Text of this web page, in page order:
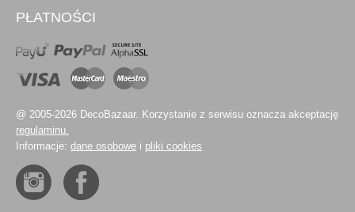
PŁATNOŚCI
@ 2005-2026 DecoBazaar. Korzystanie z serwisu oznacza akceptację
regulaminu.
Informacje: dane osobowe i pliki cookies